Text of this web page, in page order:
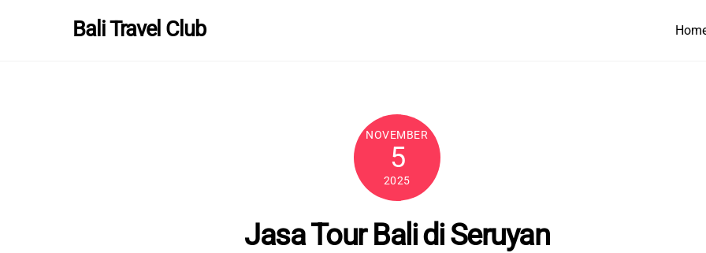
Bali Travel Club
NOVEMBER
5
2025
Jasa Tour Bali di Seruyan